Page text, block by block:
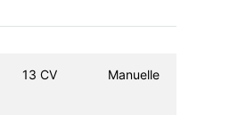
13 CV Manuelle